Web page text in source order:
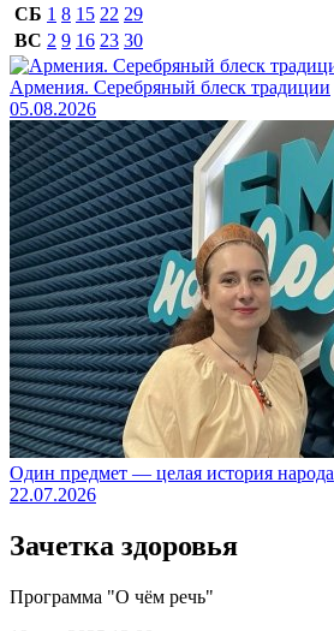
СБ 1 8 15 22 29
ВС 2 9 16 23 30
Армения. Серебряный блеск традиции
05.08.2026
Один предмет — целая история народа
22.07.2026
Зачетка здоровья
Программа "О чём речь"